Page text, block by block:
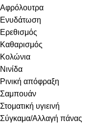
Αφρόλουτρα
Ενυδάτωση
Ερεθισμός
Καθαρισμός
Κολώνια
Νινίδα
Ρινική απόφραξη
Σαμπουάν
Στοματική υγιεινή
Σύγκαμα/Αλλαγή πάνας